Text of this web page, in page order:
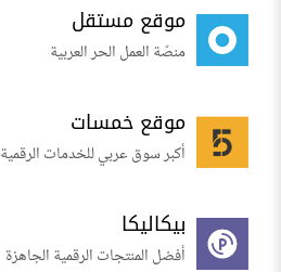
موقع مستقل
منصّة العمل الحر العربية
موقع خمسات
أكبر سوق عربي للخدمات الرقمية
بيكاليكا
أفضل المنتجات الرقمية الجاهزة